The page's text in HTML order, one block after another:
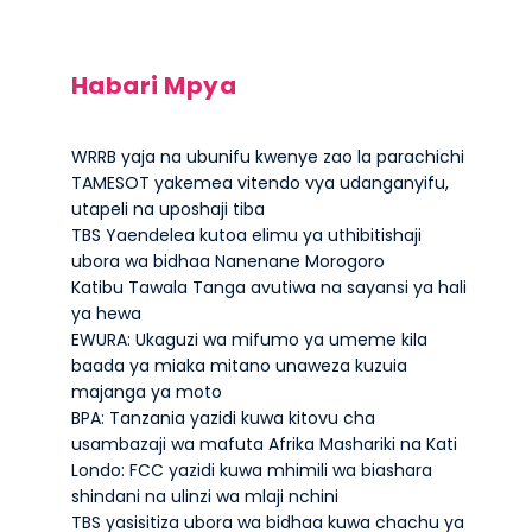
Habari Mpya
WRRB yaja na ubunifu kwenye zao la parachichi
TAMESOT yakemea vitendo vya udanganyifu,
utapeli na uposhaji tiba
TBS Yaendelea kutoa elimu ya uthibitishaji
ubora wa bidhaa Nanenane Morogoro
Katibu Tawala Tanga avutiwa na sayansi ya hali
ya hewa
EWURA: Ukaguzi wa mifumo ya umeme kila
baada ya miaka mitano unaweza kuzuia
majanga ya moto
BPA: Tanzania yazidi kuwa kitovu cha
usambazaji wa mafuta Afrika Mashariki na Kati
Londo: FCC yazidi kuwa mhimili wa biashara
shindani na ulinzi wa mlaji nchini
TBS yasisitiza ubora wa bidhaa kuwa chachu ya